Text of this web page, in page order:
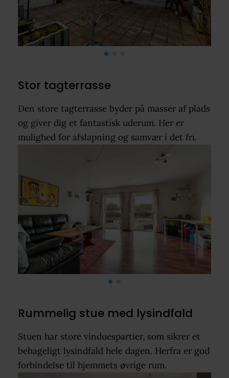
Stor tagterrasse
Den store tagterrasse byder på masser af plads
og giver dig et fantastisk uderum. Her er
mulighed for afslapning og samvær i det fri.
Rummelig stue med lysindfald
Stuen har store vinduespartier, som sikrer et
behageligt lysindfald hele dagen. Herfra er god
forbindelse til hjemmets øvrige rum.